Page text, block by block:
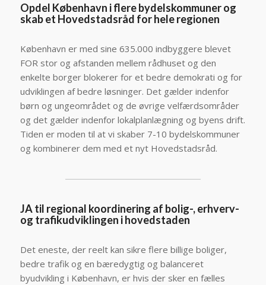
Opdel København i flere bydelskommuner og
skab et Hovedstadsråd for hele regionen
København er med sine 635.000 indbyggere blevet
FOR stor og afstanden mellem rådhuset og den
enkelte borger blokerer for et bedre demokrati og for
udviklingen af bedre løsninger. Det gælder indenfor
børn og ungeområdet og de øvrige velfærdsområder
og det gælder indenfor lokalplanlægning og byens drift.
Tiden er moden til at vi skaber 7-10 bydelskommuner
og kombinerer dem med et nyt Hovedstadsråd.
JA til regional koordinering af bolig-, erhverv-
og trafikudviklingen i hovedstaden
Det eneste, der reelt kan sikre flere billige boliger,
bedre trafik og en bæredygtig og balanceret
byudvikling i København, er hvis der sker en fælles